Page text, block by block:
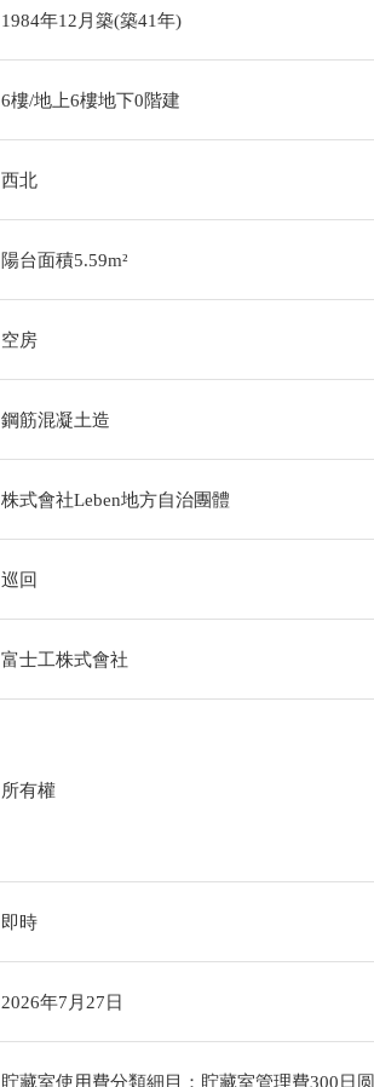
1984年12月築(築41年)
6樓/地上6樓地下0階建
西北
陽台面積5.59m²
空房
鋼筋混凝土造
株式會社Leben地方自治團體
巡回
富士工株式會社
所有權
即時
2026年7月27日
貯藏室使用費分類細目：貯藏室管理費300日